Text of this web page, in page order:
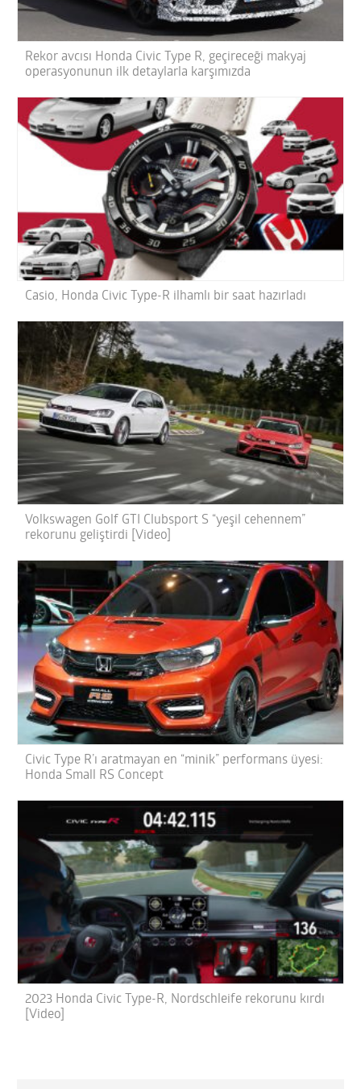
Rekor avcısı Honda Civic Type R, geçireceği makyaj
operasyonunun ilk detaylarla karşımızda
Casio, Honda Civic Type-R ilhamlı bir saat hazırladı
Volkswagen Golf GTI Clubsport S “yeşil cehennem”
rekorunu geliştirdi [Video]
Civic Type R’ı aratmayan en “minik” performans üyesi:
Honda Small RS Concept
2023 Honda Civic Type-R, Nordschleife rekorunu kırdı
[Video]